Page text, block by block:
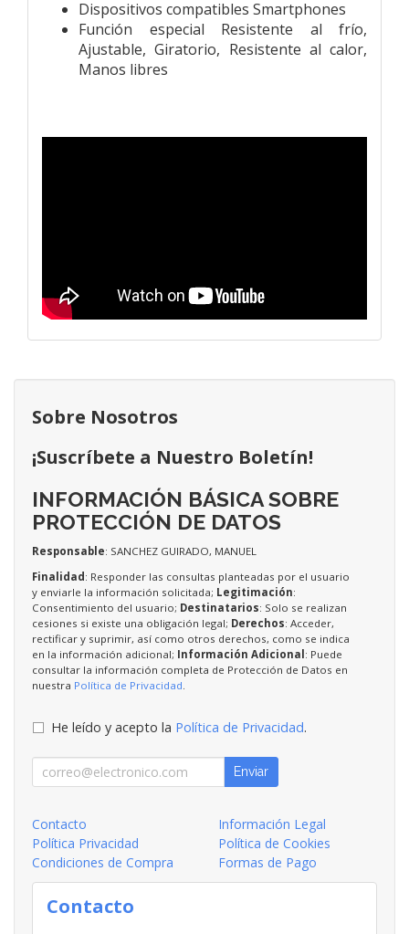
Dispositivos compatibles Smartphones
Función especial Resistente al frío,
Ajustable, Giratorio, Resistente al calor,
Manos libres
Sobre Nosotros
¡Suscríbete a Nuestro Boletín!
INFORMACIÓN BÁSICA SOBRE
PROTECCIÓN DE DATOS
Responsable: SANCHEZ GUIRADO, MANUEL
Finalidad : Responder las consultas planteadas por el usuario
y enviarle la información solicitada; Legitimación:
Consentimiento del usuario; Destinatarios: Solo se realizan
cesiones si existe una obligación legal; Derechos: Acceder,
rectificar y suprimir, así como otros derechos, como se indica
en la información adicional; Información Adicional : Puede
consultar la información completa de Protección de Datos en
nuestra Política de Privacidad
He leído y acepto la Política de Privacidad.
Enviar
Contacto
Información Legal
Política Privacidad
Política de Cookies
Condiciones de Compra
Formas de Pago
Contacto